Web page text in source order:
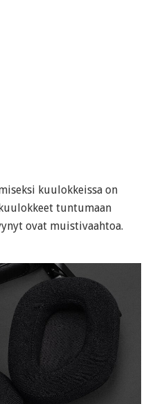
kuulokkeissa on
tuntumaan
ovat muistivaahtoa.